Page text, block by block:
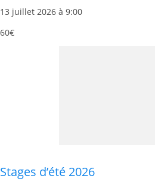
13 juillet 2026 à 9:00
60€
Stages d’été 2026